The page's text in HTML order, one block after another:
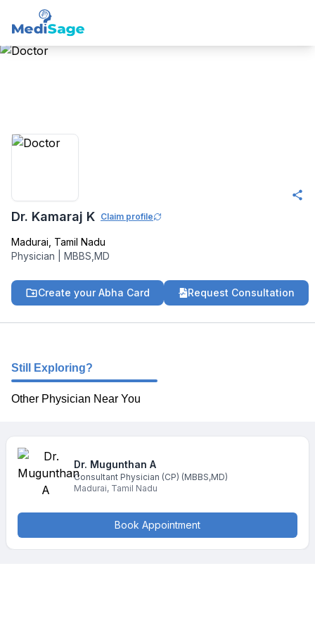
Dr. Kamaraj K Claim profile
Madurai Tamil Nadu
Physician
MBBS,MD
Create your Abha Card Request Consultation
Still Exploring?
Other Physician Near You
Dr. Mugunthan A
Consultant Physician (CP) (MBBS,MD)
Madurai, Tamil Nadu
Book Appointment